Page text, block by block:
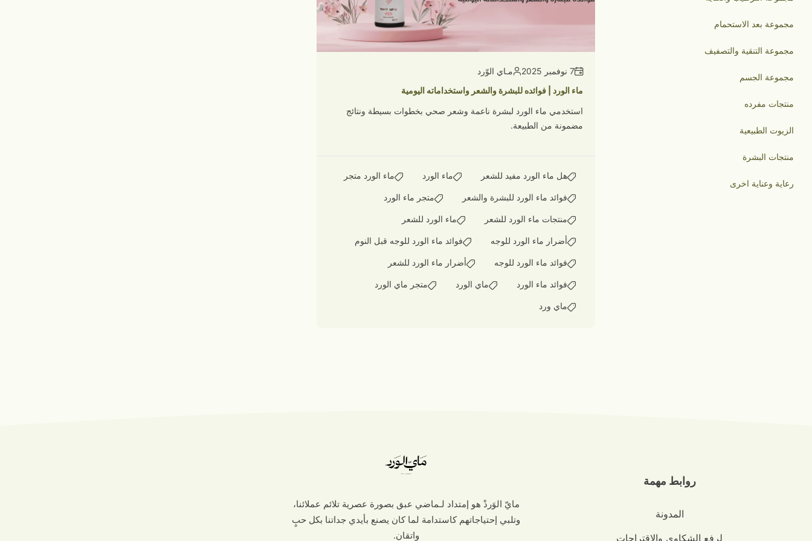
مجموعة بعد الاستحمام
مجموعة التنقية والتصفيف
مجموعة الجسم
منتجات مفرده
الزيوت الطبيعية
منتجات البشرة
رعاية وعناية اخرى
7 نوفمبر 2025
مـاي الوّرد
ماء الورد | فوائده للبشرة والشعر واستخداماته اليومية
استخدمي ماء الورد لبشرة ناعمة وشعر صحي بخطوات بسيطة ونتائج
مضمونة من الطبيعة.
هل ماء الورد مفيد للشعر ماء الورد ماء الورد متجر
فوائد ماء الورد للبشرة والشعر متجر ماء الورد
منتجات ماء الورد للشعر ماء الورد للشعر
أضرار ماء الورد للوجه فوائد ماء الورد للوجه قبل النوم
فوائد ماء الورد للوجه أضرار ماء الورد للشعر
فوائد ماء الورد ماي الورد متجر ماي الورد
ماي ورد
روابط مهمة
المدونة
لرفع الشكاوي والاقتراحات
مايّ الوَردْ هو إمتداد لـماضي عبق بصورة عصرية تلائم عملائنا،
وتلبي إحتياجاتهم كاستدامة لما كان يصنع بأيدي جداتنا بكل حبٍ
واتقان.